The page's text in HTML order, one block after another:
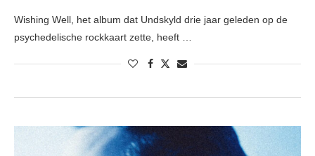
Wishing Well, het album dat Undskyld drie jaar geleden op de
psychedelische rockkaart zette, heeft …